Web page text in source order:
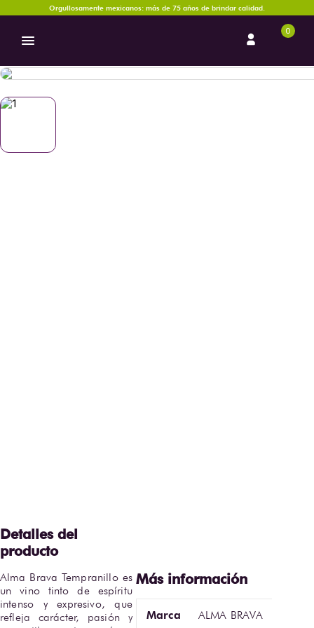
Orgullosamente mexicanos: más de 75 años de brindar calidad.
0
Alma Brava Tempranillo es
un vino tinto de espíritu
intenso y expresivo, que
refleja carácter, pasión y
Marca ALMA BRAVA